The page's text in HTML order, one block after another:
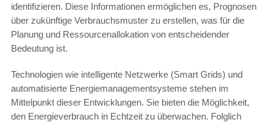
identifizieren. Diese Informationen ermöglichen es, Prognosen
über zukünftige Verbrauchsmuster zu erstellen, was für die
Planung und Ressourcenallokation von entscheidender
Bedeutung ist.
Technologien wie intelligente Netzwerke (Smart Grids) und
automatisierte Energiemanagementsysteme stehen im
Mittelpunkt dieser Entwicklungen. Sie bieten die Möglichkeit,
den Energieverbrauch in Echtzeit zu überwachen. Folglich